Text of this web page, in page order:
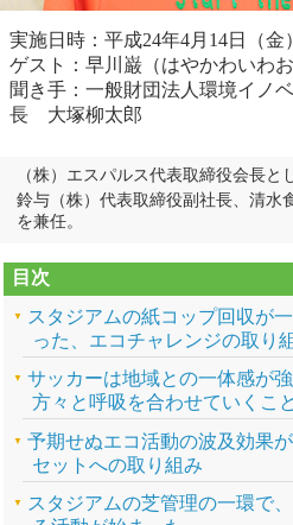
実施日時：平成24年4月14日（金
ゲスト：早川巌（はやかわいわ
聞き手：一般財団法人環境イノ
長 大塚柳太郎
（株）エスパルス代表取締役会長と
鈴与（株）代表取締役副社長、清水
を兼任。
目次
スタジアムの紙コップ回収が
った、エコチャレンジの取り
サッカーは地域との一体感が
方々と呼吸を合わせていくこ
予期せぬエコ活動の波及効果
セットへの取り組み
スタジアムの芝管理の一環で